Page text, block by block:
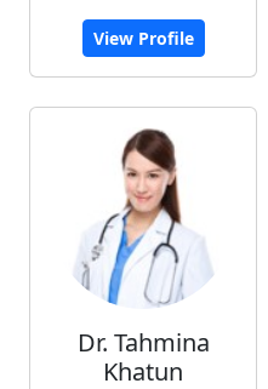
View Profile
Dr. Tahmina
Khatun